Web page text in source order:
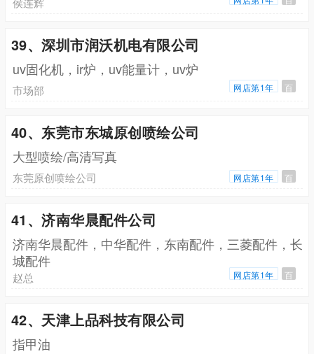
39、深圳市润沃机电有限公司
uv固化机，ir炉，uv能量计，uv炉
市场部 网店第1年 百
40、东莞市东城原创喷绘公司
大型喷绘/高清写真
东莞原创喷绘公司 网店第1年 百
41、济南华晨配件公司
济南华晨配件，中华配件，东南配件，三菱配件，长
城配件
赵总 网店第1年 百
42、天津上品科技有限公司
指甲油